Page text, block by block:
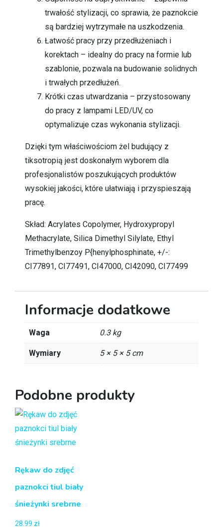
trwałość stylizacji, co sprawia, że paznokcie
są bardziej wytrzymałe na uszkodzenia.
Łatwość pracy przy przedłużeniach i
korektach – idealny do pracy na formie lub
szablonie, pozwala na budowanie solidnych
i trwałych przedłużeń.
Krótki czas utwardzania – przystosowany
do pracy z lampami LED/UV, co
optymalizuje czas wykonania stylizacji.
Dzięki tym właściwościom żel budujący z
tiksotropią jest doskonałym wyborem dla
profesjonalistów poszukujących produktów
wysokiej jakości, które ułatwiają i przyspieszają
pracę.
Skład: Acrylates Copolymer, Hydroxypropyl
Methacrylate, Silica Dimethyl Silylate, Ethyl
Trimethylbenzoy P{henylphosphinate, +/-:
CI77891, CI77491, CI47000, CI42090, CI77499
Informacje dodatkowe
Waga 0.3 kg
Wymiary 5 × 5 × 5 cm
Podobne produkty
Rękaw do zdjęć
paznokci tiul biały
śnieżynki srebrne
28.99 zł